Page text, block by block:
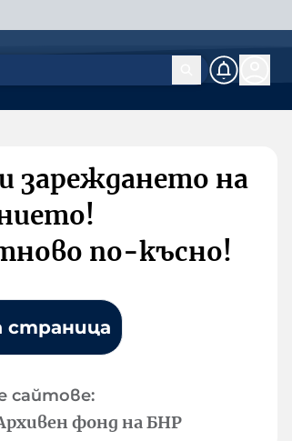
зареждането на
по-късно!
страница
сайтове:
фонд на БНР